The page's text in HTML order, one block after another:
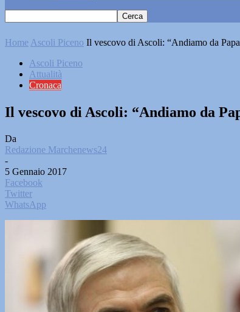
Home Ascoli Piceno Il vescovo di Ascoli: “Andiamo da
Ascoli Piceno
Attualità
Cronaca
Il vescovo di Ascoli: “Andiamo da
Da
Redazione Marchenews24
-
5 Gennaio 2017
Facebook
Twitter
WhatsApp